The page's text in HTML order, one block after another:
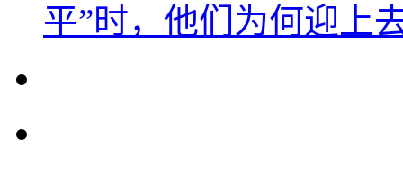
平”时，他们为何迎上